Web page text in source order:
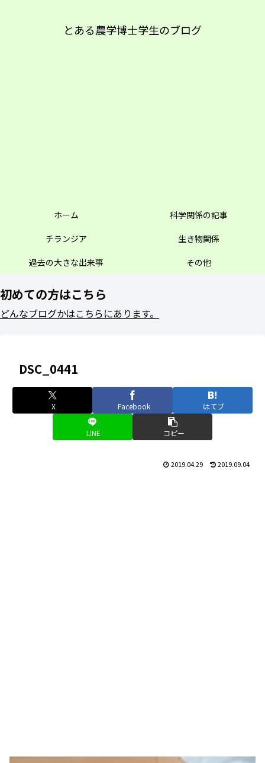
とある農学博士学生のブログ
ホーム
科学関係の記事
チランジア
生き物関係
過去の大きな出来事
その他
初めての方はこちら
どんなブログかはこちらにあります。
DSC_0441
X Facebook はてブ
LINE コピー
2019.04.29 2019.09.04